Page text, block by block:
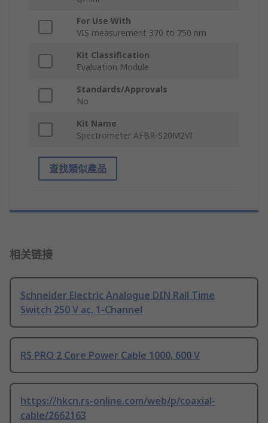
For Use With
VIS measurement 370 to 750 nm
Kit Classification
Evaluation Module
Standards/Approvals
No
Kit Name
Spectrometer AFBR-S20M2VI
查找類似產品
相关链接
Schneider Electric Analogue DIN Rail Time
Switch 250 V ac, 1-Channel
RS PRO 2 Core Power Cable 1000, 600 V
https://hkcn.rs-online.com/web/p/coaxial-
cable/2662163